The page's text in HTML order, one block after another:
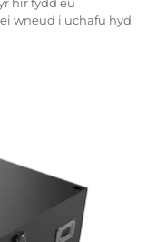
wneud i uchafu hyd